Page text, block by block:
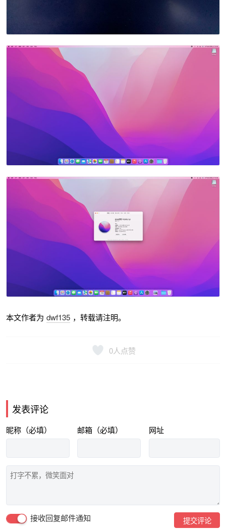
本文作者为 dwf135 ，转载请注明。
0人点赞
发表评论
昵称（必填） 邮箱（必填） 网址
接收回复邮件通知 提交评论